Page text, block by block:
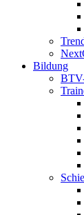
Bildung